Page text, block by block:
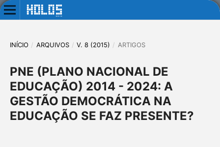
INÍCIO / ARQUIVOS / V. 8 (2015) / ARTIGOS
PNE (PLANO NACIONAL DE
EDUCAÇÃO) 2014 - 2024: A
GESTÃO DEMOCRÁTICA NA
EDUCAÇÃO SE FAZ PRESENTE?